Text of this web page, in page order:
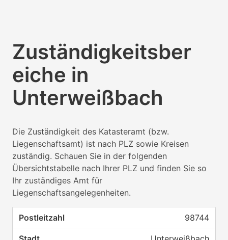
Zuständigkeitsber
eiche in
Unterweißbach
Die Zuständigkeit des Katasteramt (bzw.
Liegenschaftsamt) ist nach PLZ sowie Kreisen
zuständig. Schauen Sie in der folgenden
Übersichtstabelle nach Ihrer PLZ und finden Sie so
Ihr zuständiges Amt für
Liegenschaftsangelegenheiten.
98744